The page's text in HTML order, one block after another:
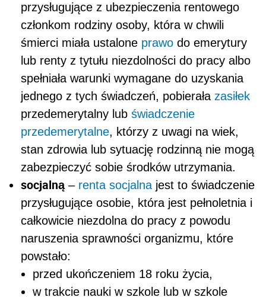
przysługujące z ubezpieczenia rentowego
członkom rodziny osoby, która w chwili
śmierci miała ustalone prawo do emerytury
lub renty z tytułu niezdolności do pracy albo
spełniała warunki wymagane do uzyskania
jednego z tych świadczeń, pobierała zasiłek
przedemerytalny lub świadczenie
przedemerytalne, którzy z uwagi na wiek,
stan zdrowia lub sytuację rodzinną nie mogą
zabezpieczyć sobie środków utrzymania.
socjalną– renta socjalna jest to świadczenie
przysługujące osobie, która jest pełnoletnia i
całkowicie niezdolna do pracy z powodu
naruszenia sprawności organizmu, które
powstało:
przed ukończeniem 18 roku życia,
w trakcie nauki w szkole lub w szkole